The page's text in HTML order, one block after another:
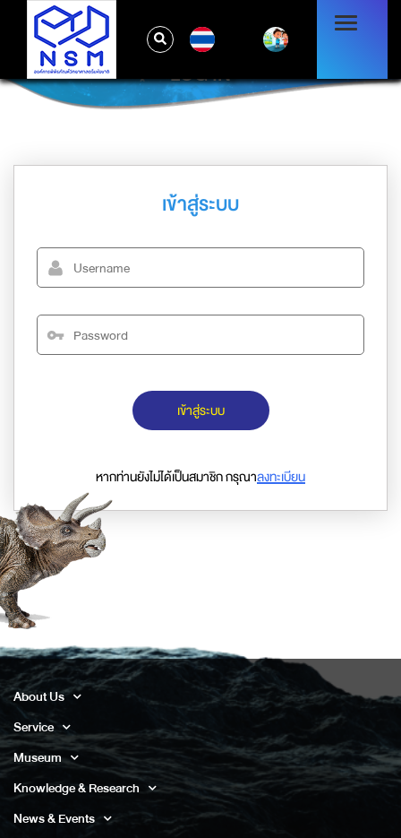
LOG IN
เข้าสู่ระบบ
เข้าสู่ระบบ
หากท่านยังไม่ได้เป็นสมาชิก กรุณาลงทะเบียน
About Us
Service
Museum
Knowledge & Research
News & Events